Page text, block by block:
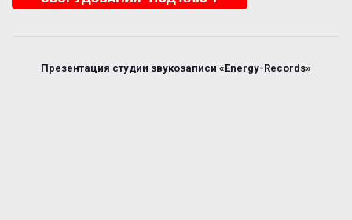
Презентация студии звукозаписи «Energy-Records»